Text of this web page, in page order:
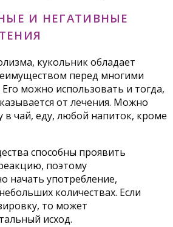
И НЕГАТИВНЫЕ
кукольник обладает
перед многими
можно использовать и тогда,
от лечения. Можно
в чай, еду, любой напиток, кроме
способны проявить
поэтому
начать употребление,
количествах. Если
то может
исход.